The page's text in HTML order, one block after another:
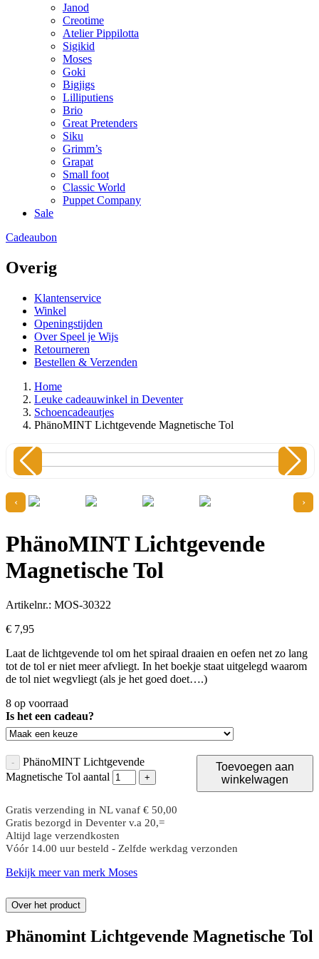
Janod
Creotime
Atelier Pippilotta
Sigikid
Moses
Goki
Bigjigs
Lilliputiens
Brio
Great Pretenders
Siku
Grimm’s
Grapat
Small foot
Classic World
Puppet Company
Sale
Cadeaubon
Overig
Klantenservice
Winkel
Openingstijden
Over Speel je Wijs
Retourneren
Bestellen & Verzenden
Home
Leuke cadeauwinkel in Deventer
Schoencadeautjes
PhänoMINT Lichtgevende Magnetische Tol
›
‹
PhänoMINT Lichtgevende
Magnetische Tol
Artikelnr.: MOS-30322
€ 7,95
Laat de lichtgevende tol om het spiraal draaien en oefen net zo lang
tot de tol er niet meer afvliegt. In het boekje staat uitgelegd waarom
de tol niet wegvliegt (als je het goed doet….)
8 op voorraad
Is het een cadeau?
-
PhänoMINT Lichtgevende
Magnetische Tol aantal
+
Toevoegen aan
winkelwagen
Gratis verzending in NL vanaf € 50,00
Gratis bezorgd in Deventer v.a 20,=
Altijd lage verzendkosten
Vóór 14.00 uur besteld - Zelfde werkdag verzonden
Bekijk meer van merk Moses
Over het product
Phänomint Lichtgevende Magnetische Tol